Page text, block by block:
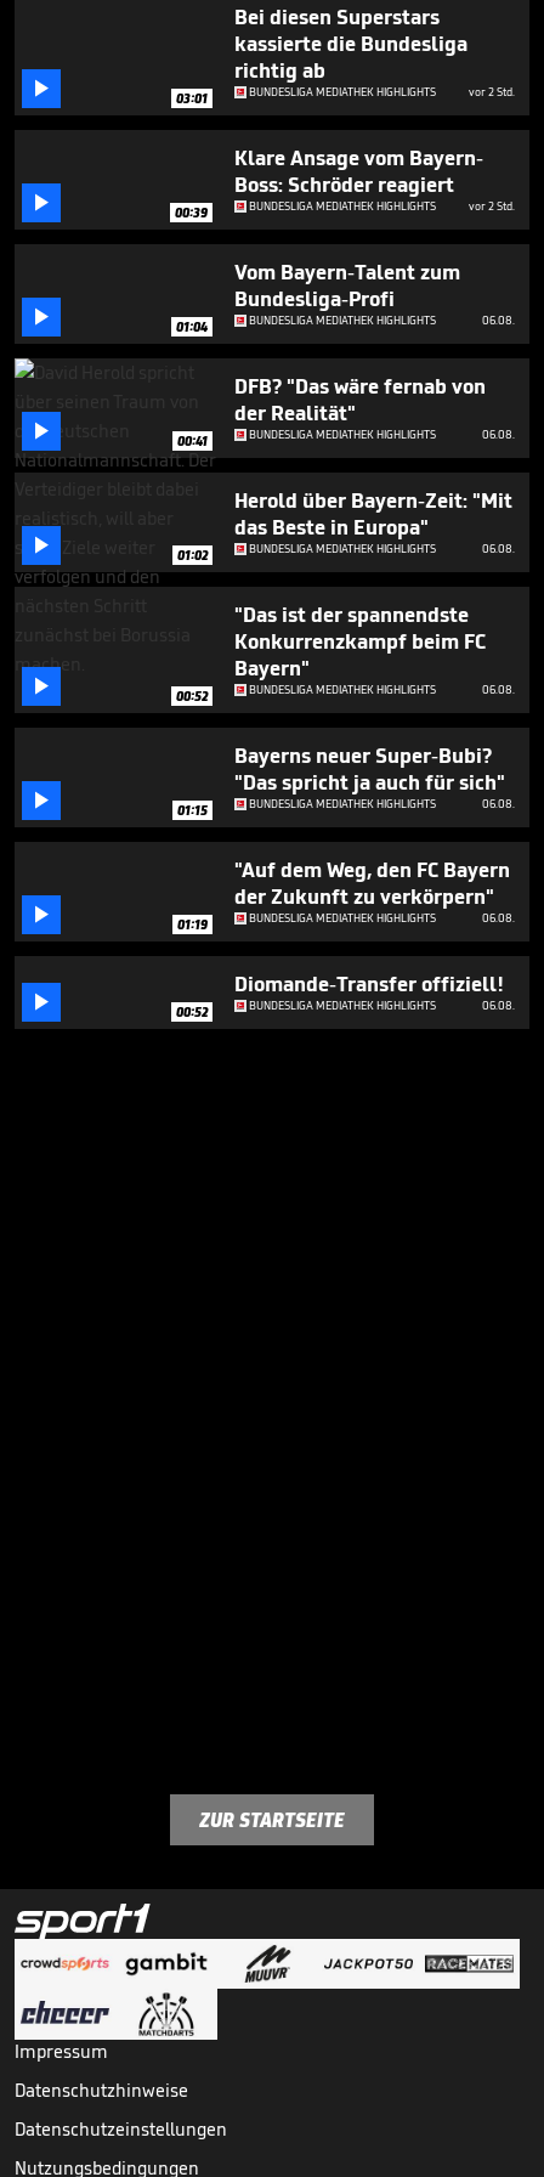
seconds
 03:01
Bei diesen Superstars
kassierte die Bundesliga
richtig ab
BUNDESLIGA MEDIATHEK HIGHLIGHTS vor 2 Std.
 00:39
Klare Ansage vom Bayern-
Boss: Schröder reagiert
BUNDESLIGA MEDIATHEK HIGHLIGHTS vor 2 Std.
 01:04
Vom Bayern-Talent zum
Bundesliga-Profi
BUNDESLIGA MEDIATHEK HIGHLIGHTS 06.08.
 00:41
DFB? "Das wäre fernab von
der Realität"
BUNDESLIGA MEDIATHEK HIGHLIGHTS 06.08.
 01:02
Herold über Bayern-Zeit: "Mit
das Beste in Europa"
BUNDESLIGA MEDIATHEK HIGHLIGHTS 06.08.
 00:52
"Das ist der spannendste
Konkurrenzkampf beim FC
Bayern"
BUNDESLIGA MEDIATHEK HIGHLIGHTS 06.08.
 01:15
Bayerns neuer Super-Bubi?
"Das spricht ja auch für sich"
BUNDESLIGA MEDIATHEK HIGHLIGHTS 06.08.
 01:19
"Auf dem Weg, den FC Bayern
der Zukunft zu verkörpern"
BUNDESLIGA MEDIATHEK HIGHLIGHTS 06.08.
 00:52
Diomande-Transfer offiziell!
BUNDESLIGA MEDIATHEK HIGHLIGHTS 06.08.
ZUR STARTSEITE
Impressum
Datenschutzhinweise
Datenschutzeinstellungen
Nutzungsbedingungen